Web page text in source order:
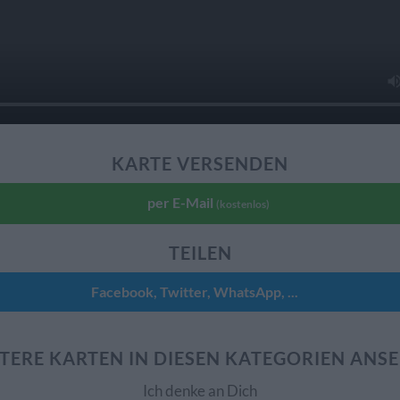
KARTE VERSENDEN
per E-Mail (kostenlos)
TEILEN
Facebook, Twitter, WhatsApp, ...
KARTEN IN DIESEN KATEGORIEN
Ich denke an Dich